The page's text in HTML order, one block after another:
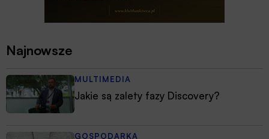
Najnowsze
MULTIMEDIA
Jakie są zalety fazy Discovery?
GOSPODARKA